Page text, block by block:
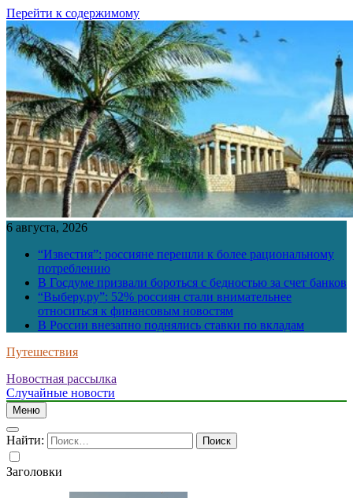
Перейти к содержимому
6 августа, 2026
“Известия”: россияне перешли к более рациональному
потреблению
В Госдуме призвали бороться с бедностью за счет банков
“Выберу.ру”: 52% россиян стали внимательнее
относиться к финансовым новостям
В России внезапно поднялись ставки по вкладам
Путешествия
Новостная рассылка
Случайные новости
Меню
Найти:
Заголовки